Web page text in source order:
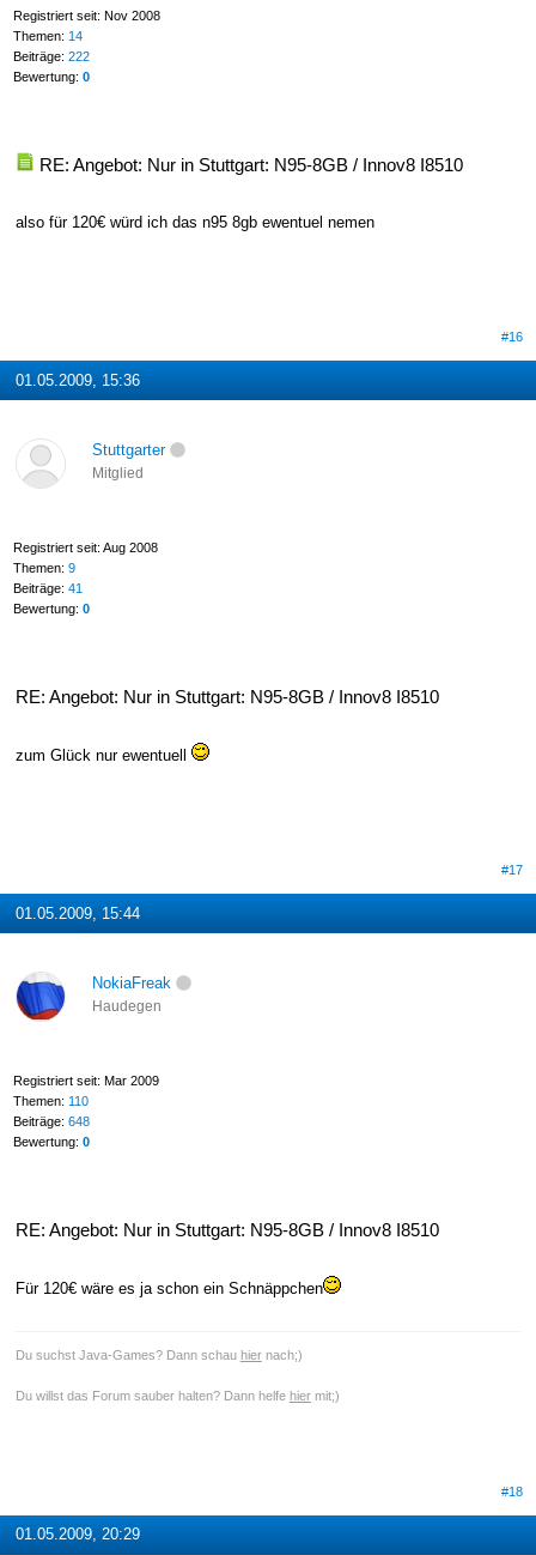
Registriert seit: Nov 2008
Themen: 14
Beiträge: 222
Bewertung: 0
RE: Angebot: Nur in Stuttgart: N95-8GB / Innov8 I8510
also für 120€ würd ich das n95 8gb ewentuel nemen
#16
01.05.2009, 15:36
Stuttgarter
Mitglied
Registriert seit: Aug 2008
Themen: 9
Beiträge: 41
Bewertung: 0
RE: Angebot: Nur in Stuttgart: N95-8GB / Innov8 I8510
zum Glück nur ewentuell
#17
01.05.2009, 15:44
NokiaFreak
Haudegen
Registriert seit: Mar 2009
Themen: 110
Beiträge: 648
Bewertung: 0
RE: Angebot: Nur in Stuttgart: N95-8GB / Innov8 I8510
Für 120€ wäre es ja schon ein Schnäppchen
Du suchst Java-Games? Dann schau hiernach;)
Du willst das Forum sauber halten? Dann helfe hiermit;)
#18
01.05.2009, 20:29